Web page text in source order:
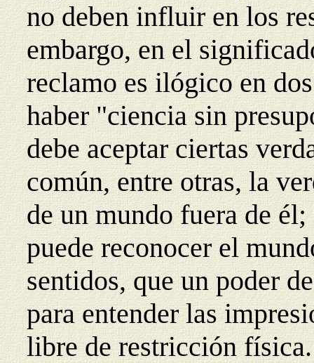
no deben influir en los
embargo, en el
reclamo es ilógico en
haber "ciencia sin
debe aceptar ciertas
común, entre otras, la
de un mundo fuera de
puede reconocer el
sentidos, que un poder
para entender las
libre de restricción